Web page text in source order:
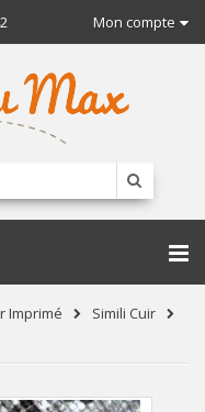
Mon compte
Imprimé
Simili Cuir